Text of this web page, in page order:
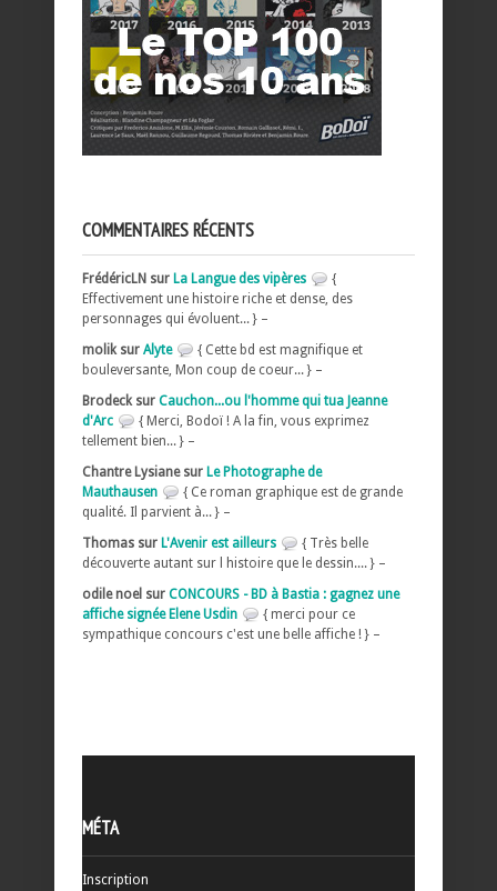
COMMENTAIRES RÉCENTS
FrédéricLN sur La Langue des vipères
{
Effectivement une histoire riche et dense, des
personnages qui évoluent... } –
molik sur Alyte
{ Cette bd est magnifique et
bouleversante, Mon coup de coeur... } –
Brodeck sur Cauchon...ou l'homme qui tua Jeanne
d'Arc
{ Merci, Bodoï ! A la fin, vous exprimez
tellement bien... } –
Chantre Lysiane sur Le Photographe de
Mauthausen
{ Ce roman graphique est de grande
qualité. Il parvient à... } –
Thomas sur L'Avenir est ailleurs
{ Très belle
découverte autant sur l histoire que le dessin.... } –
odile noel sur CONCOURS - BD à Bastia : gagnez une
affiche signée Elene Usdin
{ merci pour ce
sympathique concours c'est une belle affiche ! } –
MÉTA
Inscription